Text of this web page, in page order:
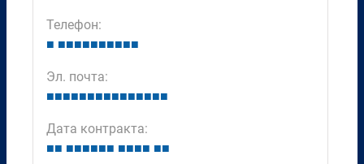
Телефон:
■ ■■■■■■■■■■
Эл. почта:
■■■■■■■■■■■■■■■
Дата контракта:
■■ ■■■■■■ ■■■■ ■■